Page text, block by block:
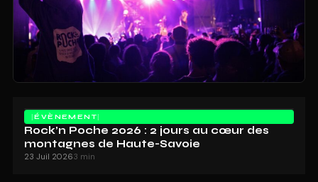
ÉVÈNEMENT
Rock’n Poche 2026 : 2 jours au cœur des
montagnes de Haute-Savoie
23 Juil 20263 min